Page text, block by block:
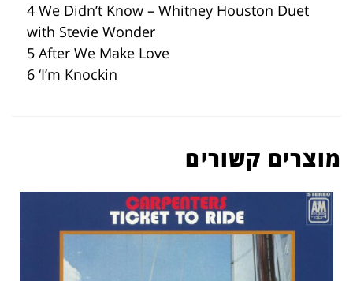
4 We Didn’t Know – Whitney Houston Duet
with Stevie Wonder
5 After We Make Love
6 ‘I’m Knockin
מוצרים קשורים